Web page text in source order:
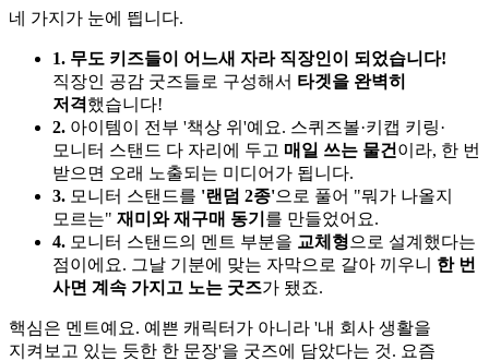
네 가지가 눈에 띕니다.
1. 무도 키즈들이 어느새 자라 직장인이 되었습니다!
직장인 공감 굿즈들로 구성해서 타겟을 완벽히
저격했습니다!
2. 아이템이 전부 '책상 위'예요. 스퀴즈볼·키캡 키링·
모니터 스탠드 다 자리에 두고 매일 쓰는 물건 이라, 한 번
받으면 오래 노출되는 미디어가 됩니다.
3. 모니터 스탠드를 '랜덤 2종'으로 풀어 "뭐가 나올지
모르는" 재미와 재구매 동기 를 만들었어요.
4. 모니터 스탠드의 멘트 부분을 교체형 으로 설계했다는
점이에요. 그날 기분에 맞는 자막으로 갈아 끼우니 한 번
사면 계속 가지고 노는 굿즈가 됐죠.
핵심은 멘트예요. 예쁜 캐릭터가 아니라 '내 회사 생활을
지켜보고 있는 듯한 한 문장'을 굿즈에 담았다는 것. 요즘